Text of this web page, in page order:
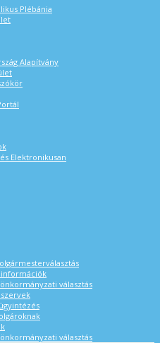
Plébánia
Alapítvány
Elektronikusan
információk
választás
szervek
választás